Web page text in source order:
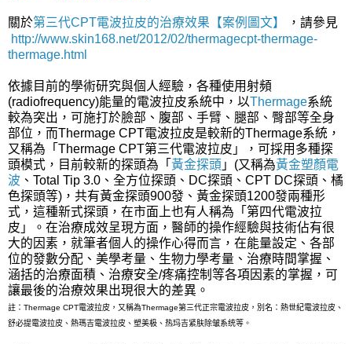
關於第三代CPT電波拉皮的治療效果【案例圖文】
，請參見
http://www.skin168.net/2012/02/thermagecpt-thermage-
thermage.html
依據目前的學術研究與個人經驗，各種使用射頻
(radiofrequency)能量的電波拉皮系統中，以Thermage系統
較為突出，可施打於臉部、腹部、手臂、腿部、臀部等全身
部位，而Thermage CPT電波拉皮是較新的Thermage系統，
又稱為「Thermage CPT第三代電波拉皮」，可採用多種探
頭模式，目前較新的探頭為「 黃金探頭 」(又稱為黃金塑顏電
波 、Total Tip 3.0、全方位探頭、DC探頭、CPT DC探頭、橘
色探頭等)，共有黃金探頭900發、黃金探頭1200發兩種形
式，這種新式探頭，在市面上也有人稱為「第四代電波拉
皮」。在治療成效呈現方面，醫師的操作經驗與技術佔有很
大的因素，就筆者個人的操作心得而言，在能量設定、各部
位的發數分配、美學考量、生物力學考量、治療時間掌握、
涵括的治療面積、治療安全/疼痛控制等各項因素的掌握，可
讓最後的治療效果出現很大的差異。
註：Thermage CPT電波拉皮，又稱為Thermage第三代正宗電波拉皮，別名：熱世紀電波拉皮、
舒必提電波拉皮、熱瑪吉電波拉皮、 塑美极、 热玛吉紧肤除皱系统等。